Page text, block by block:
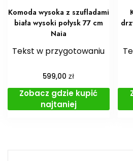
Komoda wysoka z szufladami
biała wysoki połysk 77 cm
Naia
Tekst w przygotowaniu
599,00zł
Zobacz gdzie kupić
najtaniej